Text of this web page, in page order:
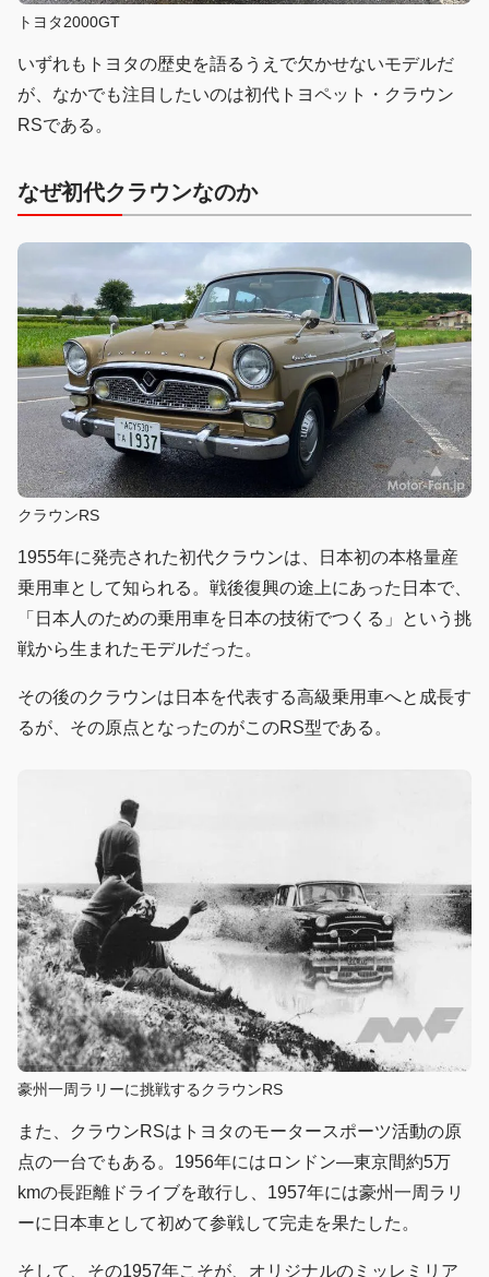
トヨタ2000GT
いずれもトヨタの歴史を語るうえで欠かせないモデルだ
が、なかでも注目したいのは初代トヨペット・クラウン
RSである。
なぜ初代クラウンなのか
クラウンRS
1955年に発売された初代クラウンは、日本初の本格量産
乗用車として知られる。戦後復興の途上にあった日本で、
「日本人のための乗用車を日本の技術でつくる」という挑
戦から生まれたモデルだった。
その後のクラウンは日本を代表する高級乗用車へと成長す
るが、その原点となったのがこのRS型である。
豪州一周ラリーに挑戦するクラウンRS
また、クラウンRSはトヨタのモータースポーツ活動の原
点の一台でもある。1956年にはロンドン―東京間約5万
kmの長距離ドライブを敢行し、1957年には豪州一周ラリ
ーに日本車として初めて参戦して完走を果たした。
そして、その1957年こそが、オリジナルのミッレミリア